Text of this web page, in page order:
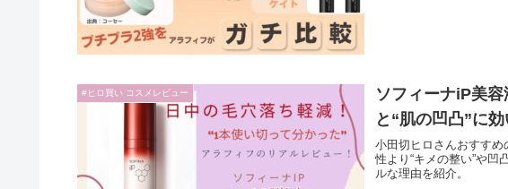
#ヒロ買い コスメレビュー
ソフィーナiP美
と“肌の凹凸”に
小田切ヒロさんおすす
性より“キメの整い”や凹
ルな理由を紹介。